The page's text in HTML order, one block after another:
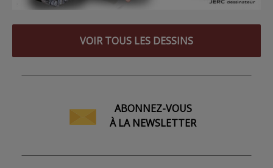
VOIR TOUS LES DESSINS
ABONNEZ-VOUS
À LA NEWSLETTER